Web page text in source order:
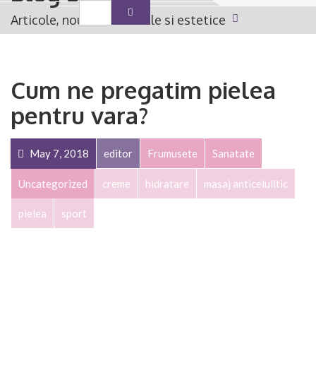
Articole, noutati medicale si estetice
Cum ne pregatim pielea
pentru vara?
May 7, 2018 editor Frumusete Sanatate
Uncategorized creme hidratare masaj anticelulitic
pielea sport